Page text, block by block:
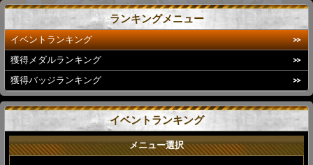
ランキングメニュー
イベントランキング
獲得メダルランキング
獲得バッジランキング
イベントランキング
メニュー選択